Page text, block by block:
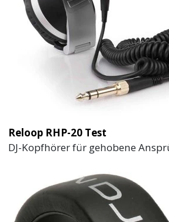
Reloop RHP-20 Test
DJ-Kopfhörer für gehobene